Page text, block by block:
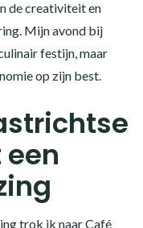
de creativiteit en
Mijn avond bij
festijn, maar
op zijn best.
trok ik naar Café